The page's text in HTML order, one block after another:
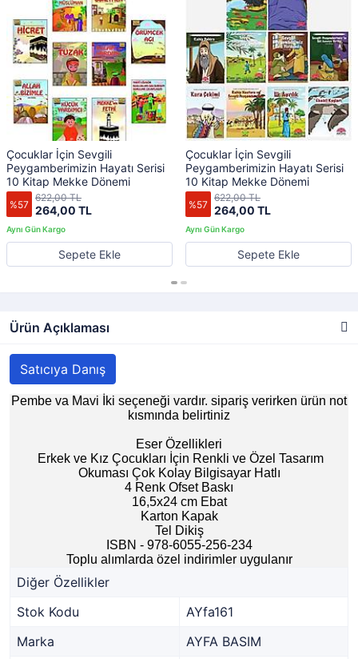
Çocuklar İçin Sevgili
Peygamberimizin Hayatı Serisi
10 Kitap Mekke Dönemi
%57 264,00 TL
622,00 TL
Sepete Ekle
Çocuklar İçin Sevgili
Peygamberimizin Hayatı Serisi
10 Kitap Mekke Dönemi
%57 264,00 TL
622,00 TL
Sepete Ekle
Ürün Açıklaması
Satıcıya Danış
Pembe va Mavi İki seçeneği vardır. sipariş verirken ürün not
kısmında belirtiniz
Eser Özellikleri
Erkek ve Kız Çocukları İçin Renkli ve Özel Tasarım
Okuması Çok Kolay Bilgisayar Hatlı
4 Renk Ofset Baskı
16,5x24 cm Ebat
Karton Kapak
Tel Dikiş
ISBN - 978-6055-256-234
Toplu alımlarda özel indirimler uygulanır
Diğer Özellikler
Stok Kodu
AYfa161
Marka
AYFA BASIM